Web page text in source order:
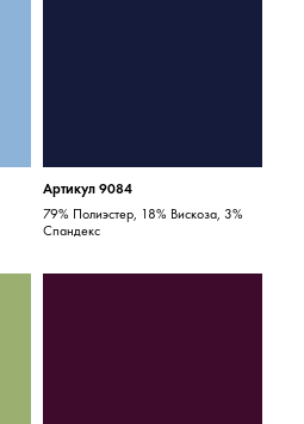
Артикул 9084
79% Полиэстер, 18% Вискоза, 3%
Спандекс